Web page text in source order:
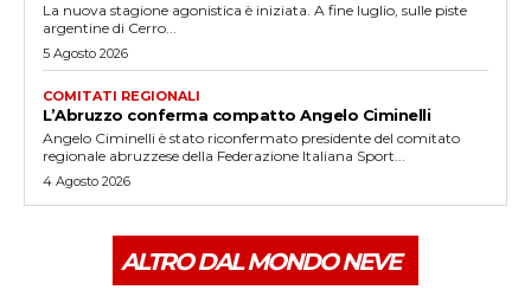
La nuova stagione agonistica è iniziata. A fine luglio, sulle piste
argentine di Cerro...
5 Agosto 2026
COMITATI REGIONALI
L’Abruzzo conferma compatto Angelo Ciminelli
Angelo Ciminelli è stato riconfermato presidente del comitato
regionale abruzzese della Federazione Italiana Sport...
4 Agosto 2026
ALTRO DAL MONDO NEVE